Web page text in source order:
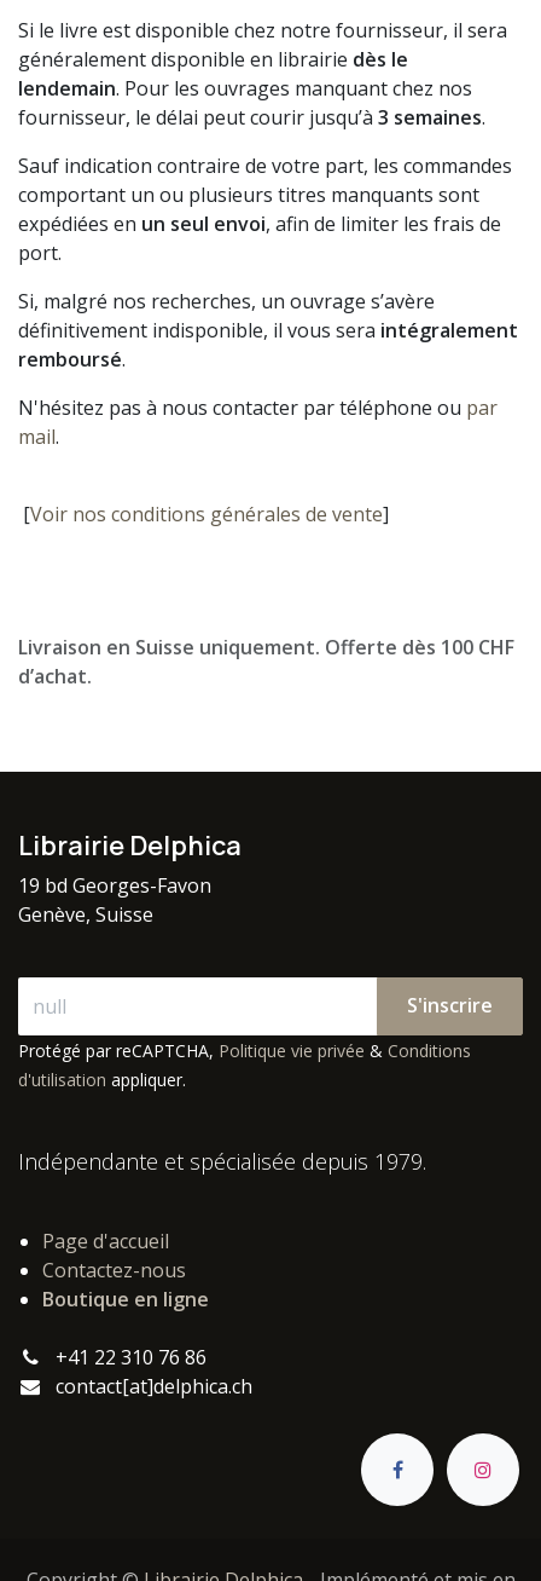
Si le livre est disponible chez notre fournisseur, il sera
généralement disponible en librairie dès le
lendemain. Pour les ouvrages manquant chez nos
fournisseur, le délai peut courir jusqu’à 3 semaines.
Sauf indication contraire de votre part, les commandes
comportant un ou plusieurs titres manquants sont
expédiées en un seul envoi, afin de limiter les frais de
port.
Si, malgré nos recherches, un ouvrage s’avère
définitivement indisponible, il vous sera intégralement
remboursé.
N'hésitez pas à nous contacter par téléphone ou par
mail.
[Voir nos conditions générales de vente]
Livraison en Suisse uniquement. Offerte dès 100 CHF
d’achat.
Librairie Delphica
19 bd Georges-Favon
Genève, Suisse
S'inscrire
Protégé par reCAPTCHA, Politique vie privée & Conditions
d'utilisation appliquer.
Indépendante et spécialisée depuis 1979.
Page d'accueil
Contactez-nous
Boutique en ligne
+41 22 310 76 86
contact[at]delphica.ch